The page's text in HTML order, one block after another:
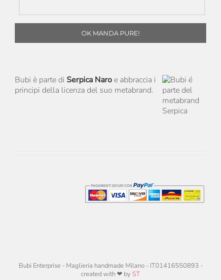
OK MANDA PURE!
Bubi è parte di Serpica Naro e abbraccia i
principi della licenza del suo metabrand.
Bubi Enterprise - Maglieria handmade Milano - IT01416550893 -
created with ❤ by ST